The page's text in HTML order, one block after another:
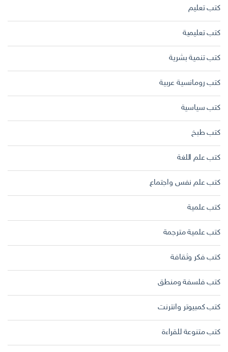
كتب تعليم
كتب تعليمية
كتب تنمية بشرية
كتب رومانسية عربية
كتب سياسية
كتب طبخ
كتب علم اللغة
كتب علم نفس واجتماع
كتب علمية
كتب علمية مترجمة
كتب فكر وثقافة
كتب فلسفة ومنطق
كتب كمبيوتر وانترنت
كتب متنوعة للقراءة